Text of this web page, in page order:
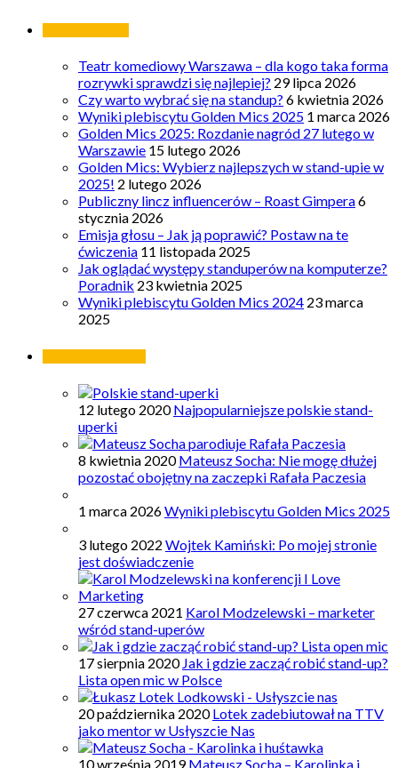
Teatr komediowy Warszawa – dla kogo taka forma
rozrywki sprawdzi się najlepiej? 29 lipca 2026
Czy warto wybrać się na standup? 6 kwietnia 2026
Wyniki plebiscytu Golden Mics 2025 1 marca 2026
Golden Mics 2025: Rozdanie nagród 27 lutego w
Warszawie 15 lutego 2026
Golden Mics: Wybierz najlepszych w stand-upie w
2025! 2 lutego 2026
Publiczny lincz influencerów – Roast Gimpera6
stycznia 2026
Emisja głosu – Jak ją poprawić? Postaw na te
ćwiczenia 11 listopada 2025
Jak oglądać występy standuperów na komputerze?
Poradnik 23 kwietnia 2025
Wyniki plebiscytu Golden Mics 2024 23 marca
2025
12 lutego 2020 Najpopularniejsze polskie stand-
uperki
8 kwietnia 2020 Mateusz Socha: Nie mogę dłużej
pozostać obojętny na zaczepki Rafała Paczesia
1 marca 2026Wyniki plebiscytu Golden Mics 2025
3 lutego 2022 Wojtek Kamiński: Po mojej stronie
jest doświadczenie
27 czerwca 2021 Karol Modzelewski – marketer
wśród stand-uperów
17 sierpnia 2020 Jak i gdzie zacząć robić stand-up?
Lista open mic w Polsce
20 października 2020 Lotek zadebiutował na TTV
jako mentor w Usłyszcie Nas
10 września 2019 Mateusz Socha – Karolinka i